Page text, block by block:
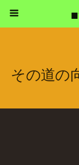
その道の